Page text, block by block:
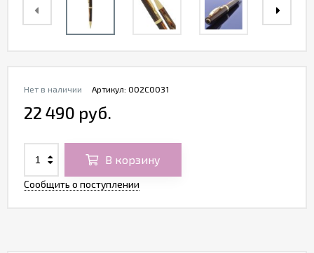
Артикул: O02C0031
Нет в наличии
22 490 руб.
В корзину
Сообщить о поступлении